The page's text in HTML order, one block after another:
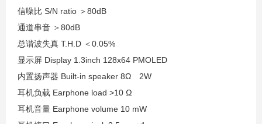
信噪比 S/N ratio ＞80dB
通道串音 ＞80dB
总谐波失真 T.H.D ＜0.05%
显示屏 Display 1.3inch 128x64 PMOLED
内置扬声器 Built-in speaker 8Ω 2W
耳机负载 Earphone load >10 Ω
耳机音量 Earphone volume 10 mW